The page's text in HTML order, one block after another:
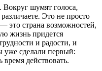
Вокруг шумят голоса,
Это не просто
страна возможностей,
жизнь придется
и радости, и
уже сделали первый:
действовать.